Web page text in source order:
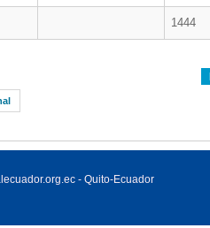
1444
- Quito-Ecuador